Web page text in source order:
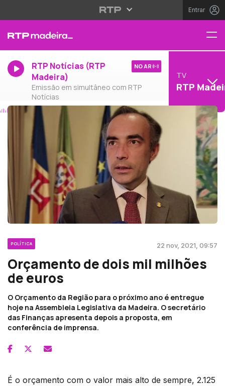
Entrar
RTP Notícias (RTP
Madeira)
Emissão em simultâneo com RTP
Notícias
NO AR
TV
RTP
POLÍTICA 22 nov, 2021, 09:57
Orçamento de dois mil milhões
de euros
O Orçamento da Região para o próximo ano é entregue
hoje na Assembleia Legislativa da Madeira. O secretário
das Finanças apresenta depois a proposta, em
conferência de imprensa.
É o orçamento com o valor mais alto de sempre, 2.125